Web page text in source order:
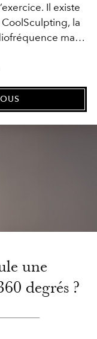
Il existe
la
mais
plupart des
liposuccion. Ils
du bras. Dans
degrés, nous
ainsi que la
honnête, une
n’est jamais
une petite parte
de léser les
interne dont
une
degrés ?